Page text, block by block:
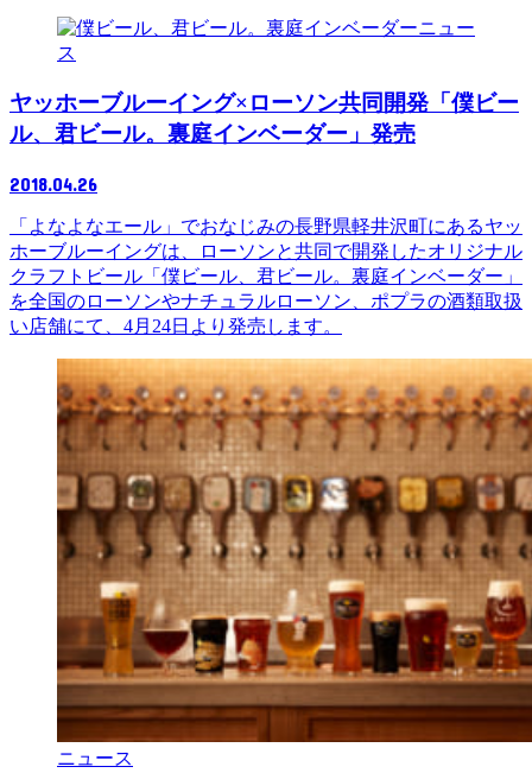
ニュー
ス
ヤッホーブルーイング×ローソン共同開発「僕ビー
ル、君ビール。裏庭インベーダー」発売
2018.04.26
「よなよなエール」でおなじみの長野県軽井沢町にあるヤッ
ホーブルーイングは、ローソンと共同で開発したオリジナル
クラフトビール「僕ビール、君ビール。裏庭インベーダー」
を全国のローソンやナチュラルローソン、ポプラの酒類取扱
い店舗にて、4月24日より発売します。
ニュース